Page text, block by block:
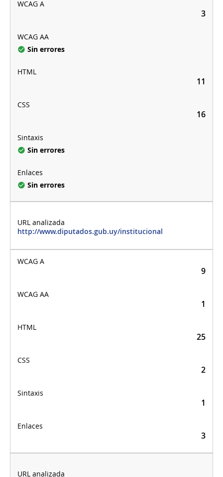
3
Sin errores
11
16
Sin errores
Sin errores
http://www.diputados.gub.uy/institucional
9
1
25
2
1
3